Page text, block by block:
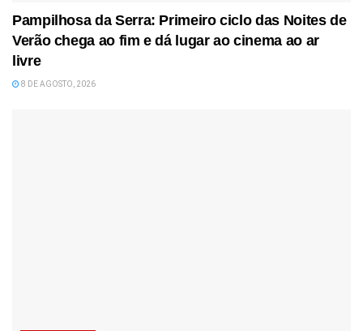
Pampilhosa da Serra: Primeiro ciclo das Noites de
Verão chega ao fim e dá lugar ao cinema ao ar
livre
8 DE AGOSTO, 2026